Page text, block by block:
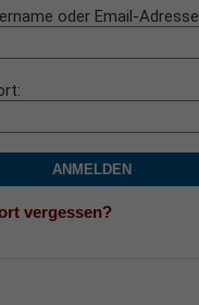
oder Email-Adresse
ANMELDEN
vergessen?